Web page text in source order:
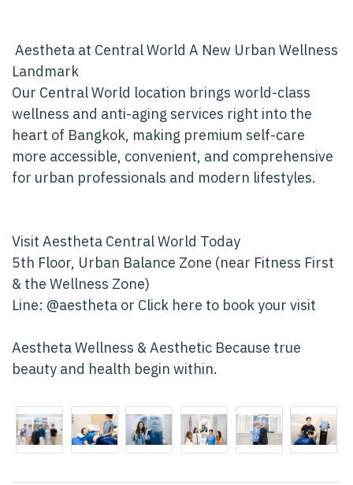
️ Aestheta at Central World A New Urban Wellness
Landmark
Our Central World location brings world-class
wellness and anti-aging services right into the
heart of Bangkok, making premium self-care
more accessible, convenient, and comprehensive
for urban professionals and modern lifestyles.
Visit Aestheta Central World Today
5th Floor, Urban Balance Zone (near Fitness First
& the Wellness Zone)
Line: @aestheta or Click here to book your visit
Aestheta Wellness & Aesthetic Because true
beauty and health begin within.